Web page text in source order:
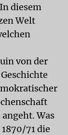
diesem
Welt
von der
Was
71 die